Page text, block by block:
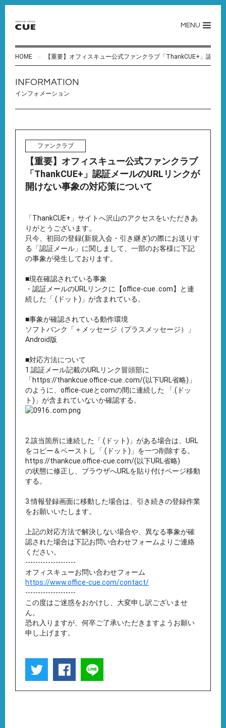
MENU
HOME 【重要】オフィスキュー公式ファンクラブ「ThankCUE+」認証
INFORMATION
インフォメーション
ファンクラブ
【重要】オフィスキュー公式ファンクラブ
「ThankCUE+」認証メールのURLリンクが
開けない事象の対応策について
「ThankCUE+」サイトへ沢山のアクセスをいただきあ
りがとうございます。
只今、初回の登録(新規入会・引き継ぎ)の際にお送りす
る「認証メール」に関しまして、一部のお客様に下記
の事象が発生しております。
■現在確認されている事象
・認証メールのURLリンクに【office-cue..com】と連
続した「.(ドット)」が含まれている。
■事象が確認されている動作環境
ソフトバンク「＋メッセージ（プラスメッセージ）」
Android版
■対応方法について
1.認証メール記載のURLリンク冒頭部に
「https://thankcue.office-cue..com/(以下URL省略)」
のように、office-cueとcomの間に連続した 「.(ドッ
ト)」が含まれていないか確認する。
2.該当箇所に連続した「.(ドット)」がある場合は、URL
をコピー＆ペーストし「.(ドット)」を一つ削除する。
https://thankcue.office-cue.com/(以下URL省略)
の状態に修正し、ブラウザへURLを貼り付けページ移動
する。
3.情報登録画面に移動した場合は、引き続きの登録作業
をお願いいたします。
上記の対応方法で解決しない場合や、異なる事象が確
認された場合は下記お問い合わせフォームよりご連絡
ください。
--------------------
オフィスキューお問い合わせフォーム
https://www.office-cue.com/contact/
--------------------
この度はご迷惑をおかけし、大変申し訳ございませ
ん。
恐れ入りますが、何卒ご了承いただきますようお願い
申し上げます。